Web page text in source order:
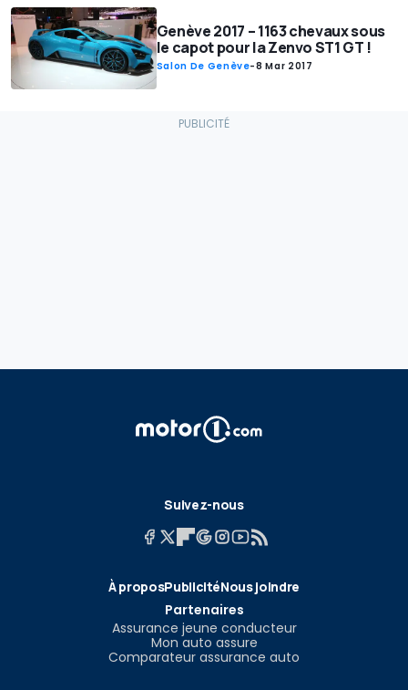
Genève 2017 – 1163 chevaux sous
le capot pour la Zenvo ST1 GT !
Salon De Genève-8 Mar 2017
Suivez-nous
À proposPublicitéNous joindre
Partenaires
Assurance jeune conducteur
Mon auto assure
Comparateur assurance auto